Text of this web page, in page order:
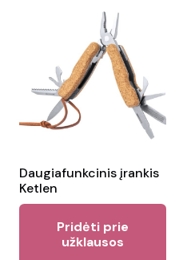
Daugiafunkcinis įrankis
Ketlen
Pridėti prie
užklausos